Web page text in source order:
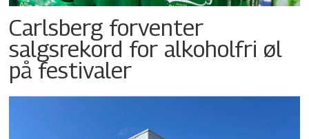
Carlsberg forventer
salgsrekord for alkoholfri øl
på festivaler